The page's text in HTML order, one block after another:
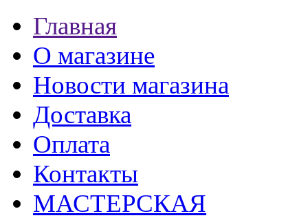
Главная
О магазине
Новости магазина
Доставка
Оплата
Контакты
МАСТЕРСКАЯ